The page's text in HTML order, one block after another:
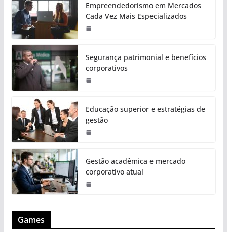
Empreendedorismo em Mercados
Cada Vez Mais Especializados
Segurança patrimonial e benefícios
corporativos
Educação superior e estratégias de
gestão
Gestão acadêmica e mercado
corporativo atual
Games